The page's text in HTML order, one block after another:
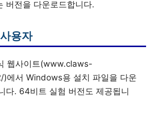
버전을 다운로드합니다.
용자
웹사이트(www.claws-
에서 Windows용 설치 파일을 다운
다. 64비트 실험 버전도 제공됩니